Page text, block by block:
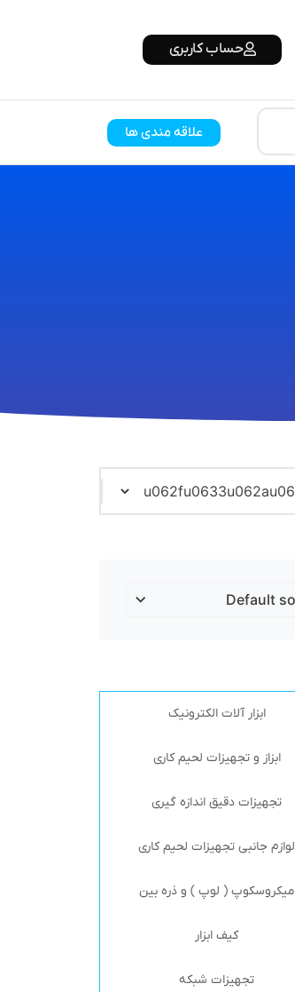
حساب کاربری
علاقه مندی ها
ابزار آلات الکترونیک
ابزاز و تجهیزات لحیم کاری
تجهیزات دقیق اندازه گیری
لوازم جانبی تجهیزات لحیم کاری
میکروسکوپ ( لوپ ) و ذره بین
کیف ابزار
تجهیزات شبکه